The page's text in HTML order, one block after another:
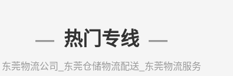
热门专线
东莞物流公司_东莞仓储物流配送_东莞物流服务